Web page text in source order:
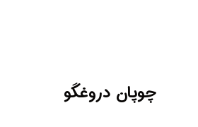
چوپان دروغگو